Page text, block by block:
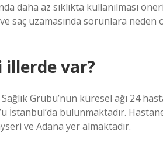
daha az sıklıkta kullanılması
saç uzamasında sorunlara neden
illerde var?
Grubu’nun küresel ağı 24
İstanbul’da bulunmaktadır.
ve Adana yer almaktadır.